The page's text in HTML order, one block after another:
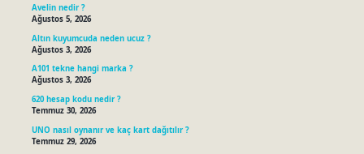
Avelin nedir ?
Ağustos 5, 2026
Altın kuyumcuda neden ucuz ?
Ağustos 3, 2026
A101 tekne hangi marka ?
Ağustos 3, 2026
620 hesap kodu nedir ?
Temmuz 30, 2026
UNO nasıl oynanır ve kaç kart dağıtılır ?
Temmuz 29, 2026